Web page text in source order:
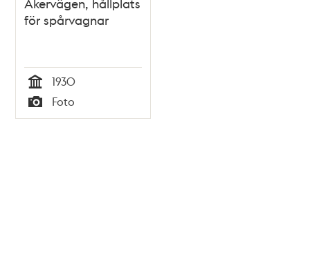
Åkervägen, hållplats
för spårvagnar
Tid
1930
Typ
Foto